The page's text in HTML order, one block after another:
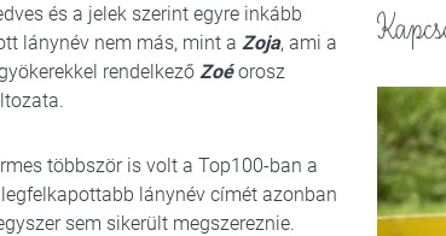
és a jelek szerint egyre inkább
lánynév nem más, mint a Zoja, ami a
rendelkező Zoéorosz
többször is volt a Top100-ban a
lánynév címét azonban
sem sikerült megszereznie.